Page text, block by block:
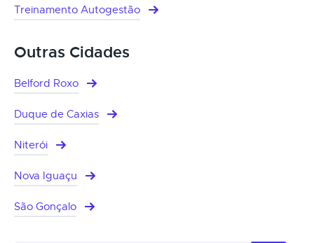
Treinamento Autogestão
Outras Cidades
Belford Roxo
Duque de Caxias
Niterói
Nova Iguaçu
São Gonçalo